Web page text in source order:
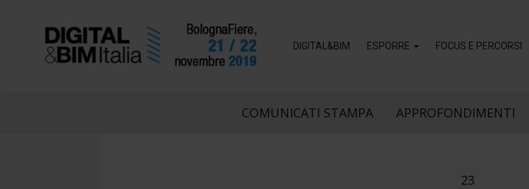
DIGITAL&BIM ESPORRE FOCUS E PERCORSI
COMUNICATI STAMPA APPROFONDIMENTI
23